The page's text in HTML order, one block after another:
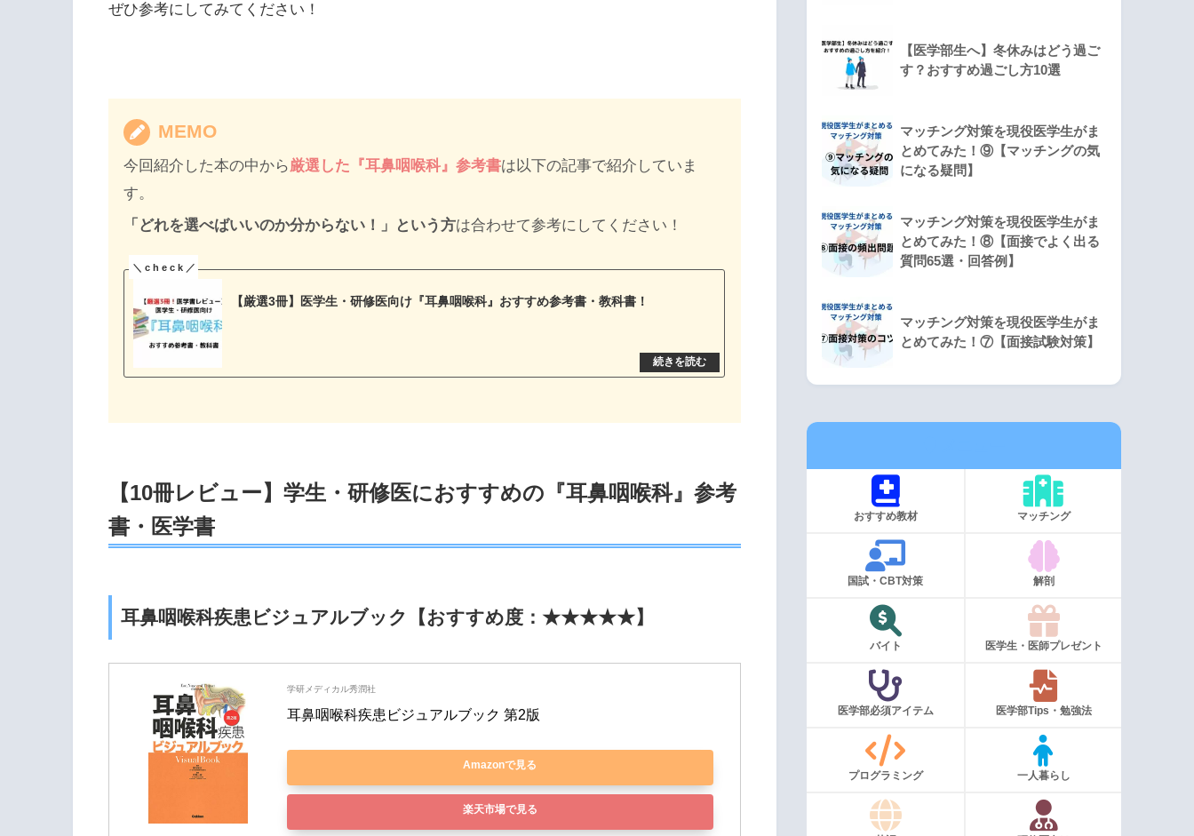
ぜひ参考にしてみてください！
MEMO
今回紹介した本の中から厳選した『耳鼻咽喉科』参考書は以下の記事で紹介していま
す。
「どれを選べばいいのか分からない！」という方は合わせて参考にしてください！
【厳選3冊】医学生・研修医向け『耳鼻咽喉科』おすすめ参考書・教科書！
【10冊レビュー】学生・研修医におすすめの『耳鼻咽喉科』参考
書・医学書
耳鼻咽喉科疾患ビジュアルブック【おすすめ度：★★★★★】
学研メディカル秀潤社
耳鼻咽喉科疾患ビジュアルブック 第2版
Amazonで見る
楽天市場で見る
【医学部生へ】冬休みはどう過ご
す？おすすめ過ごし方10選
マッチング対策を現役医学生がま
とめてみた！⑨【マッチングの気
になる疑問】
マッチング対策を現役医学生がま
とめてみた！⑧【面接でよく出る
質問65選・回答例】
マッチング対策を現役医学生がま
とめてみた！⑦【面接試験対策】
おすすめ教材 マッチング
国試・CBT対策 解剖
バイト 医学生・医師プレゼント
医学部必須アイテム 医学部Tips・勉強法
プログラミング 一人暮らし